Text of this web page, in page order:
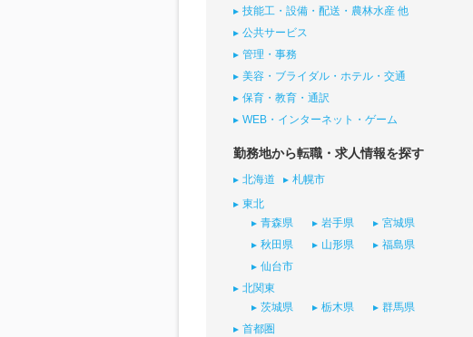
技能工・設備・配送・農林水産 他
公共サービス
管理・事務
美容・ブライダル・ホテル・交通
保育・教育・通訳
WEB・インターネット・ゲーム
勤務地から転職・求人情報を探す
北海道
札幌市
東北
青森県
岩手県
宮城県
秋田県
山形県
福島県
仙台市
北関東
茨城県
栃木県
群馬県
首都圏